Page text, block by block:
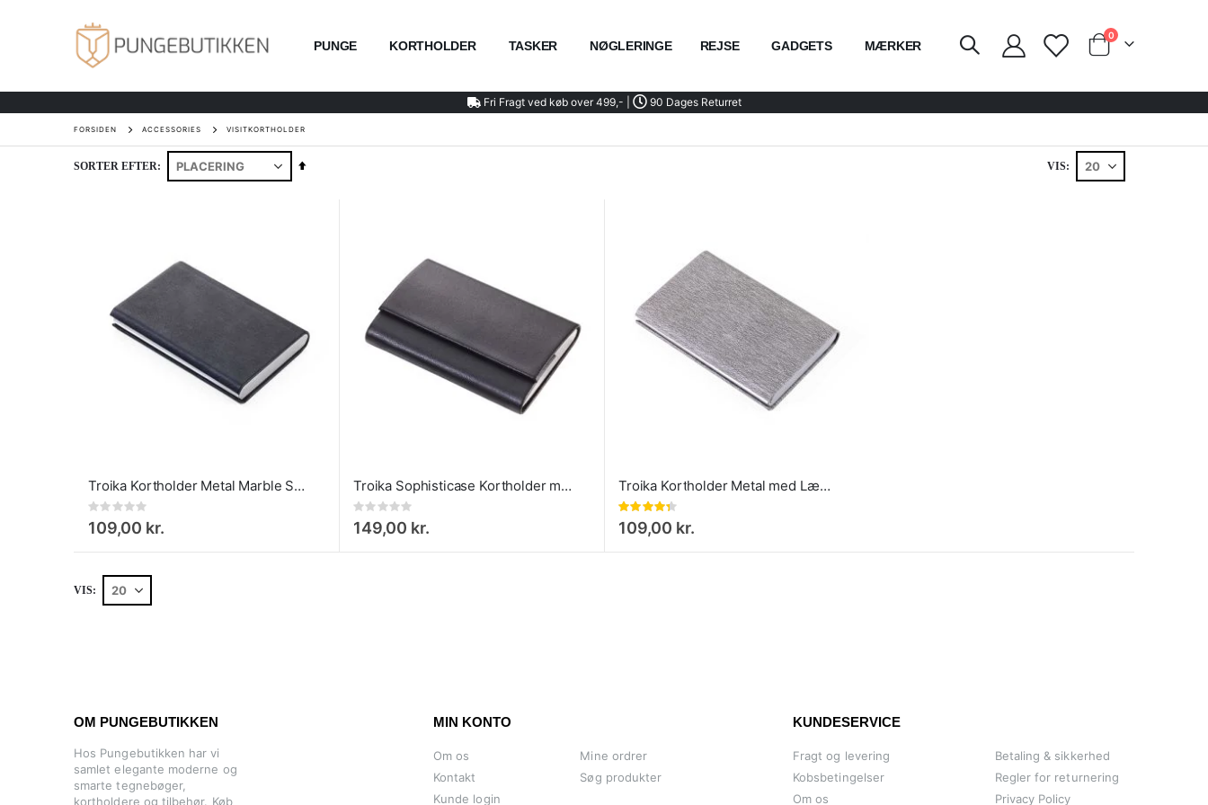
PUNGE KORTHOLDER TASKER NØGLERINGE REJSE GADGETS MÆRKER
0varer
Fri Fragt ved køb over 499,- | 90 Dages Returret
FORSIDEN ACCESSORIES VISITKORTHOLDER
SORTER EFTER Faldende VIS
Troika Kortholder Metal Marble Safe med Sort Læder
Rating:
109,00 kr.
Troika Sophisticase Kortholder metal
Rating:
149,00 kr.
Troika Kortholder Metal med Læder Marble Safe
Bedømmelse:
109,00 kr.
VIS
OM PUNGEBUTIKKEN
Hos Pungebutikken har vi
samlet elegante moderne og
smarte tegnebøger,
kortholdere og tilbehør. Køb
MIN KONTO
Om os
Kontakt
Kunde login
Mine ordrer
Søg produkter
KUNDESERVICE
Fragt og levering
Kobsbetingelser
Om os
Betaling & sikkerhed
Regler for returnering
Privacy Policy